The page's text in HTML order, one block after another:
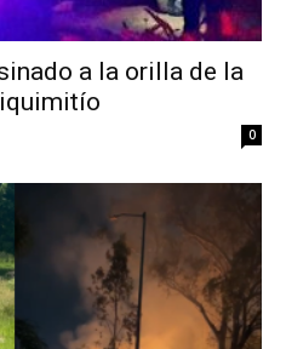
a la orilla de la
0